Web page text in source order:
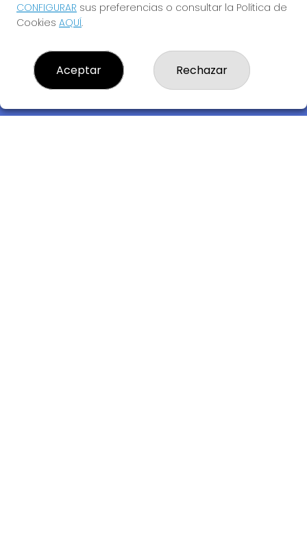
Descubre la buena suerte de La Bruja Juli
CONFIGURAR sus preferencias o consultar la Política de
Cookies AQUÍ.
Aceptar Rechazar